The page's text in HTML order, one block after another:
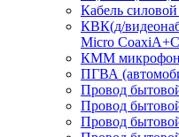
Кабель
КВК(д/
Micro
КММ
ПГВА
Провод
Провод
Провод